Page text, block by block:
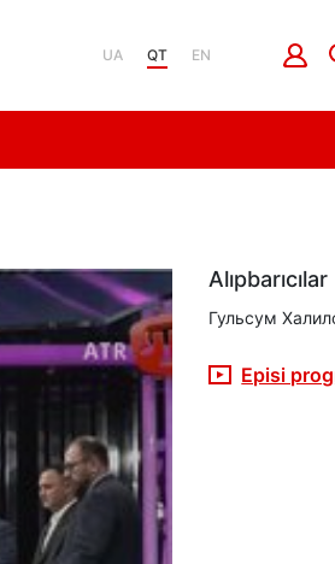
UA QT EN
Alıpbarıcılar
Гульсум
Episi